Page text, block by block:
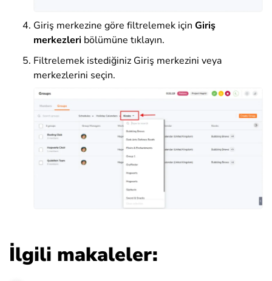
Giriş merkezine göre filtrelemek için Giriş
merkezleri bölümüne tıklayın.
Filtrelemek istediğiniz Giriş merkezini veya
merkezlerini seçin.
İlgili makaleler: